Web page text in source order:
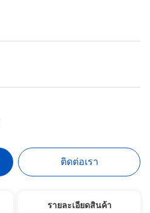
ติดต่อเรา
รายละเอียดสินค้า